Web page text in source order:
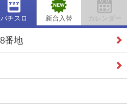
パチスロ 新台入替 カレンダー
番地